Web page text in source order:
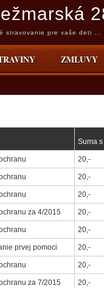
stravovanie pre vaše deti ...
ZMLUVY
Suma
20,-
20,-
20,-
za 4/2015 20,-
20,-
prvej pomoci 20,-
20,-
za 7/2015 20,-